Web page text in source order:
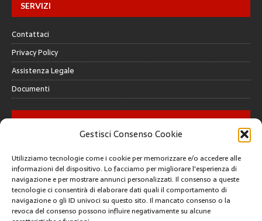
Gestisci Consenso Cookie
Utilizziamo tecnologie come i cookie per memorizzare e/o accedere alle
informazioni del dispositivo. Lo facciamo per migliorare l'esperienza di
navigazione e per mostrare annunci personalizzati. Il consenso a queste
tecnologie ci consentirà di elaborare dati quali il comportamento di
navigazione o gli ID univoci su questo sito. Il mancato consenso o la
revoca del consenso possono influire negativamente su alcune
SERVIZI
Contattaci
Privacy Policy
Assistenza Legale
Documenti
GALLERY
CREATIVE COMMONS